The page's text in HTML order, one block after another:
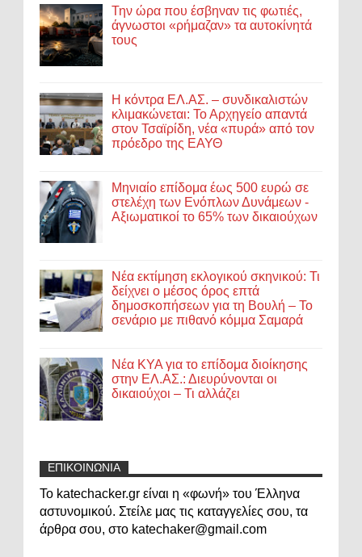
Την ώρα που έσβηναν τις φωτιές,
άγνωστοι «ρήμαζαν» τα αυτοκίνητά
τους
Η κόντρα ΕΛ.ΑΣ. – συνδικαλιστών
κλιμακώνεται: Το Αρχηγείο απαντά
στον Τσαϊρίδη, νέα «πυρά» από τον
πρόεδρο της ΕΑΥΘ
Μηνιαίο επίδομα έως 500 ευρώ σε
στελέχη των Ενόπλων Δυνάμεων -
Αξιωματικοί το 65% των δικαιούχων
Νέα εκτίμηση εκλογικού σκηνικού: Τι
δείχνει ο μέσος όρος επτά
δημοσκοπήσεων για τη Βουλή – Το
σενάριο με πιθανό κόμμα Σαμαρά
Νέα ΚΥΑ για το επίδομα διοίκησης
στην ΕΛ.ΑΣ.: Διευρύνονται οι
δικαιούχοι – Τι αλλάζει
ΕΠΙΚΟΙΝΩΝΙΑ
Το katechacker.gr είναι η «φωνή» του Έλληνα
αστυνομικού. Στείλε μας τις καταγγελίες σου, τα
άρθρα σου, στο katechaker@gmail.com